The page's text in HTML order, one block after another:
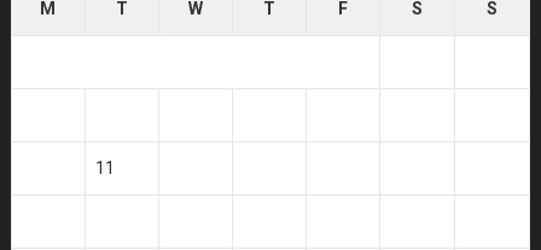
M T W T F S S
11